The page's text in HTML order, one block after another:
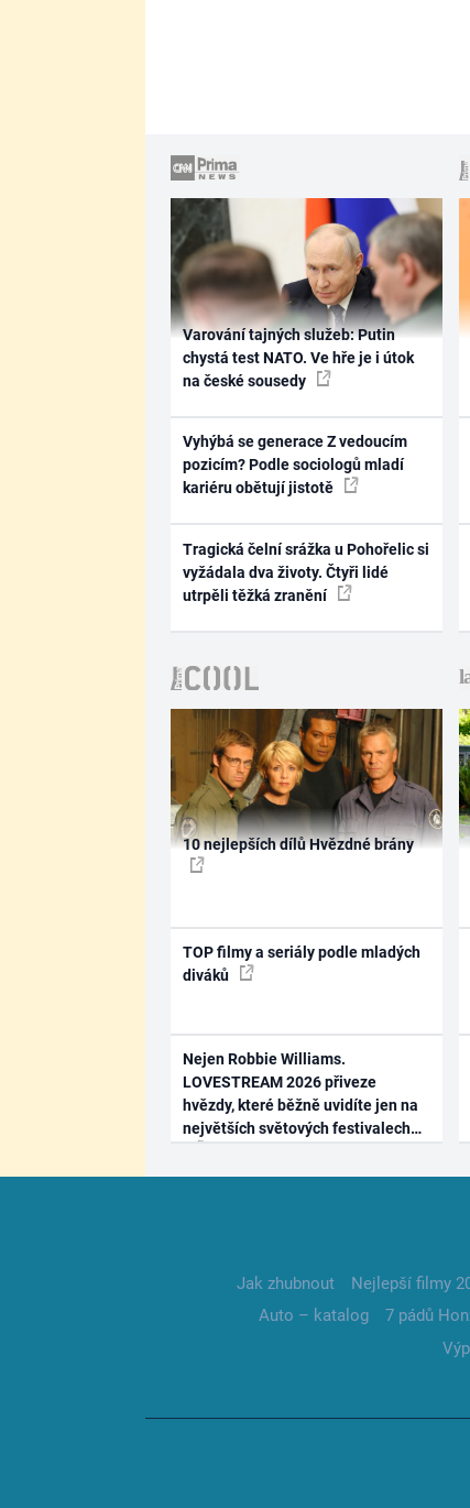
Varování tajných služeb: Putin
chystá test NATO. Ve hře je i útok
na české sousedy
Vyhýbá se generace Z vedoucím
pozicím? Podle sociologů mladí
kariéru obětují jistotě
Tragická čelní srážka u Pohořelic si
vyžádala dva životy. Čtyři lidé
utrpěli těžká zranění
10 nejlepších dílů Hvězdné brány
TOP filmy a seriály podle mladých
diváků
Nejen Robbie Williams.
LOVESTREAM 2026 přiveze
hvězdy, které běžně uvidíte jen na
největších světových festivalech
Jak zhubnout Nejlepší filmy
Auto – katalog
7 pádů